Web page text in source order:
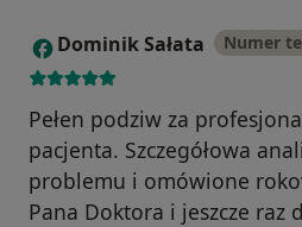
D Dominik Sałata Numer
Pełen podziw za
pacjenta. Szczegółowa
problemu i omówione
Pana Doktora i jeszcze raz